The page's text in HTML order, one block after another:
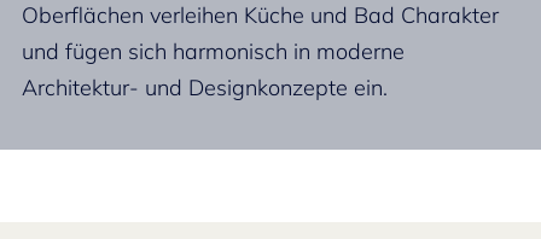
Oberflächen verleihen Küche und Bad Charakter
und fügen sich harmonisch in moderne
Architektur- und Designkonzepte ein.